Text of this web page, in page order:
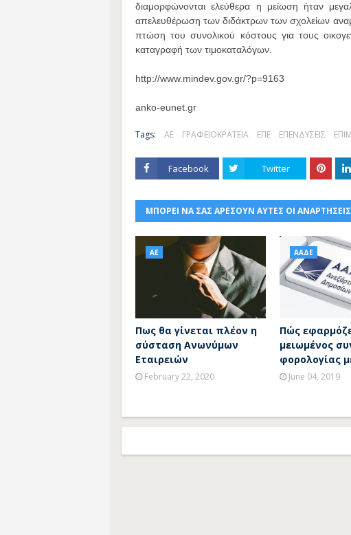
διαμορφώνονται ελεύθερα η μείωση ήταν
απελευθέρωση των διδάκτρων των σχολείων
πτώση του συνολικού κόστους για τους
καταγραφή των τιμοκαταλόγων.
http://www.mindev.gov.gr/?p=9163
anko-eunet.gr
Tags: ΑΕ ΓΡΑΦΕΙΟΚΡΑΤΕΙΑ ΕΠΕ ΕΠΕΝΔΥΣΕΙΣ
Facebook Twitter
ΜΠΟΡΕΙ ΝΑ ΣΑΣ ΑΡΕΣΟΥΝ ΑΥΤΕΣ ΟΙ ΑΝΑΡΤΗΣΕΙΣ
ΑΕ
Πως θα γίνεται πλέον η
σύσταση Ανωνύμων
Εταιρειών
February 22, 2020
ΑΑΔΕ
Πώς
μειωμένος
φορολογίας
June 04, 2019